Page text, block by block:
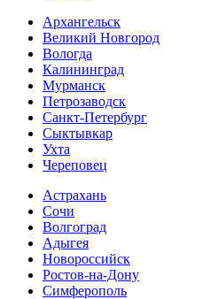
Архангельск
Великий Новгород
Вологда
Калининград
Мурманск
Петрозаводск
Санкт-Петербург
Сыктывкар
Ухта
Череповец
Астрахань
Сочи
Волгоград
Адыгея
Новороссийск
Ростов-на-Дону
Симферополь